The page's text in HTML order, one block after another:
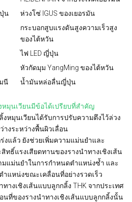
น
ห่วงโซ่ IGUS ของเยอรมัน
กระบอกสูบแรงดันสูงความเร็วสูง
ของไต้หวัน
ไฟ LED ญี่ปุ่น
หัวกัดมุม YangMing ของไต้หวัน
นี
น้ำมันหล่อลื่นญี่ปุ่น
หมุนเวียนมีข้อได้เปรียบที่สำคัญ
งหมุนเวียนได้รับการปรับความตึงไว้ล่วง
างระหว่างพื้นผิวเลื่อน
งแล้ว ยังช่วยเพิ่มความแม่นยำและ
ทธิ์แรงเสียดทานของรางนำทางเชิงเส้น
มแม่นยำในการกำหนดตำแหน่งซ้ำ และ
แหน่งขณะเคลื่อนที่อย่างรวดเร็ว
างเชิงเส้นแบบลูกกลิ้ง THK จากประเทศ
นที่ของรางนำทางเชิงเส้นแบบลูกกลิ้งนั้น